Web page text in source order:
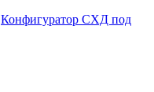
Конфигуратор СХД под